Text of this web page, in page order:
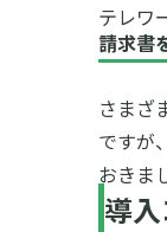
テレワ
請求書
さまざ
ですが
おきま
導